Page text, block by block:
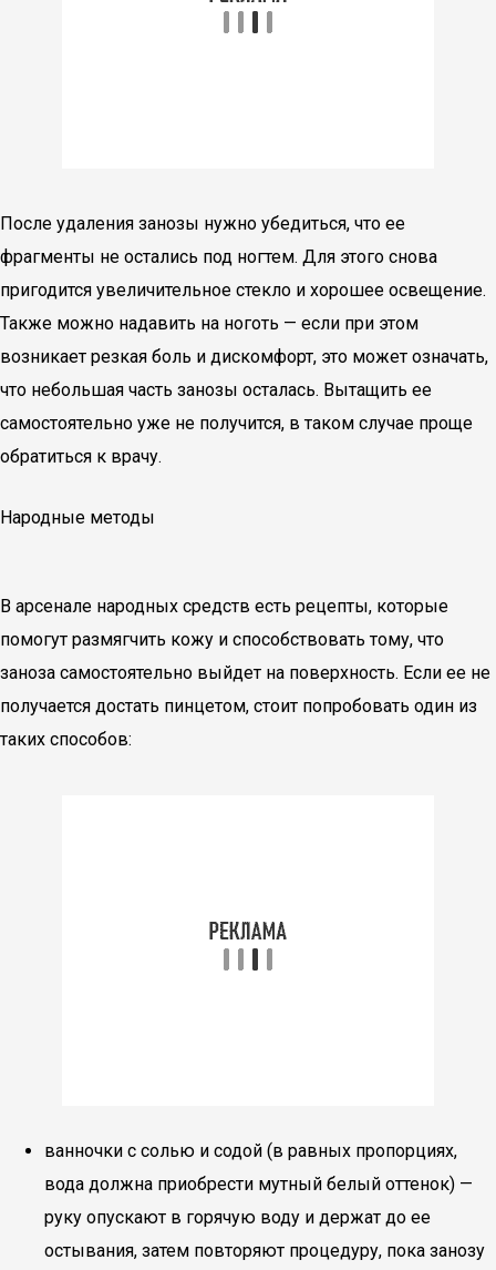
После удаления занозы нужно убедиться, что ее
фрагменты не остались под ногтем. Для этого снова
пригодится увеличительное стекло и хорошее освещение.
Также можно надавить на ноготь — если при этом
возникает резкая боль и дискомфорт, это может означать,
что небольшая часть занозы осталась. Вытащить ее
самостоятельно уже не получится, в таком случае проще
обратиться к врачу.
Народные методы
В арсенале народных средств есть рецепты, которые
помогут размягчить кожу и способствовать тому, что
заноза самостоятельно выйдет на поверхность. Если ее не
получается достать пинцетом, стоит попробовать один из
таких способов:
ванночки с солью и содой (в равных пропорциях,
вода должна приобрести мутный белый оттенок) —
руку опускают в горячую воду и держат до ее
остывания, затем повторяют процедуру, пока занозу